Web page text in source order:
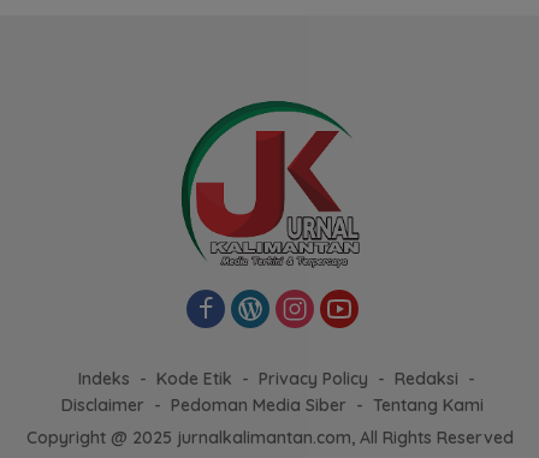
Indeks Kode Etik Privacy Policy
Redaksi
Disclaimer
Pedoman Media Siber
Tentang Kami
Copyright @ 2025 jurnalkalimantan.com, All Rights Reserved